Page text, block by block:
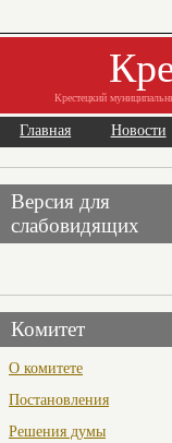
Крестецкий
Главная Новости
Версия для
слабовидящих
Комитет
О комитете
Постановления
Решения думы